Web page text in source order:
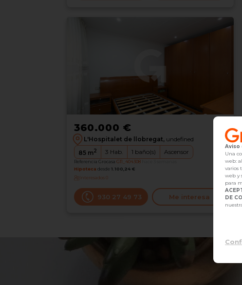
360.000 €
L'Hospitalet de llobregat, undefined
85 m2 3 Hab. 1 baño(s) Ascensor
Referencia Grocasa G11_404308
Hipoteca desde 1.100,24 €
Interesados0
930 27 49 73 Me interesa
Aviso
Una
web:
varios
web y
para
DE